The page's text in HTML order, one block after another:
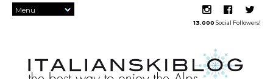
13.000 Social Followers!